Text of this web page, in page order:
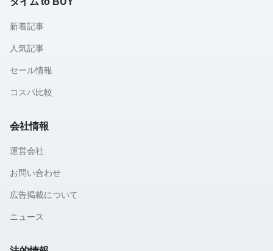
新着記事
人気記事
セール情報
コスパ比較
会社情報
運営会社
お問い合わせ
広告掲載について
ニュース